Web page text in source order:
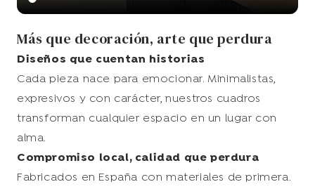
Más que decoración, arte que perdura
Diseños que cuentan historias
Cada pieza nace para emocionar. Minimalistas,
expresivos y con carácter, nuestros cuadros
transforman cualquier espacio en un lugar con
alma.
Compromiso local, calidad que perdura
Fabricados en España con materiales de primera.